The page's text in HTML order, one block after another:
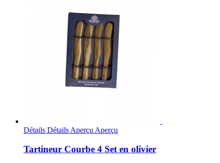
Détails Détails Aperçu Aperçu
Tartineur Courbe 4 Set en olivier